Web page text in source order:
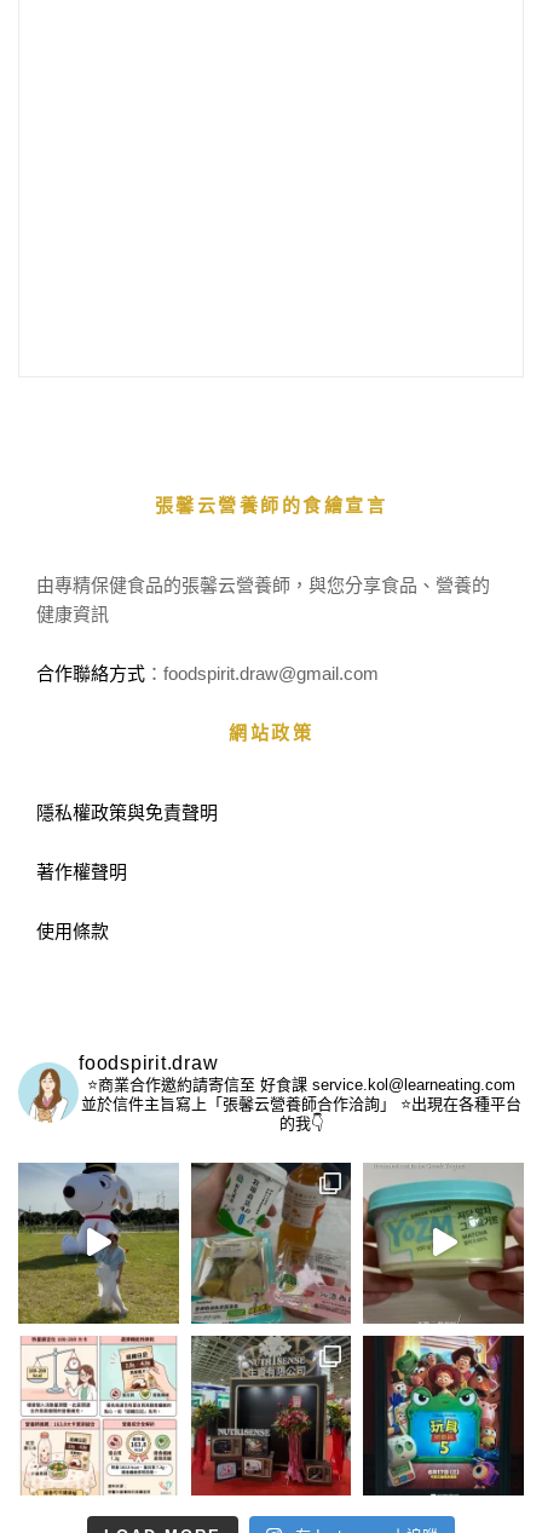
張馨云營養師的食繪宣言
由專精保健食品的張馨云營養師，與您分享食品、營養的
健康資訊
合作聯絡方式 ：foodspirit.draw@gmail.com
網站政策
隱私權政策與免責聲明
著作權聲明
使用條款
foodspirit.draw
⭐️商業合作邀約請寄信至 好食課 service.kol@learneating.com
並於信件主旨寫上「張馨云營養師合作洽詢」
⭐️出現在各種平台
的我👇